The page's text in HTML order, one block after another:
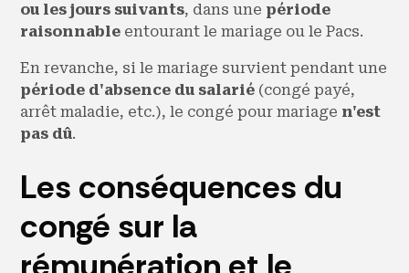
ou les jours suivants, dans une période
raisonnable entourant le mariage ou le Pacs.
En revanche, si le mariage survient pendant une
période d'absence du salarié (congé payé,
arrêt maladie, etc.), le congé pour mariage n'est
pas dû.
Les conséquences du
congé sur la